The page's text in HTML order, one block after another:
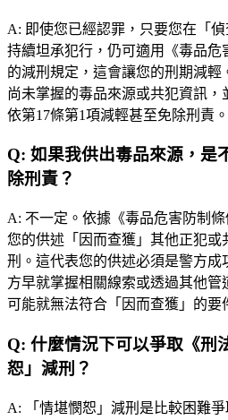
A: 即使您已經認罪，只要您在「
持續坦承犯行，仍可適用《毒品危
的減刑規定，這會讓您的刑期減
尚未掌握的毒品來源或共犯資訊
依第17條第1項減輕甚至免除刑責。
Q: 如果我供出毒品來源，是
除刑責？
A: 不一定。依據《毒品危害防制
您的供述「因而查獲」其他正犯或
刑。這代表您的供述必須是警方
方早就掌握相關線索或透過其他
可能就無法符合「因而查獲」的要
Q: 什麼情況下可以爭取《刑
恕」減刑？
A:
「情堪憫恕」減刑是比較困難